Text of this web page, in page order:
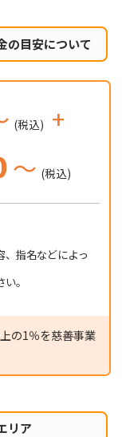
の目安について
(税込) +
～ (税込)
指名などによっ
。
の1％を慈善事業
リア